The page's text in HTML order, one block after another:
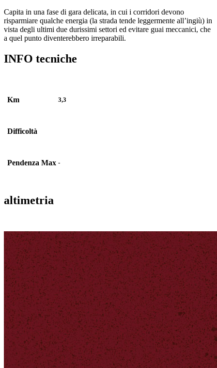
Capita in una fase di gara delicata, in cui i corridori devono
risparmiare qualche energia (la strada tende leggermente all’ingiù) in
vista degli ultimi due durissimi settori ed evitare guai meccanici, che
a quel punto diventerebbero irreparabili.
INFO tecniche
Km 3,3
Difficoltà
Pendenza Max -
altimetria